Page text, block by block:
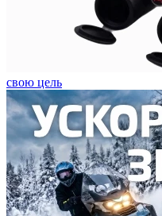
свою цель